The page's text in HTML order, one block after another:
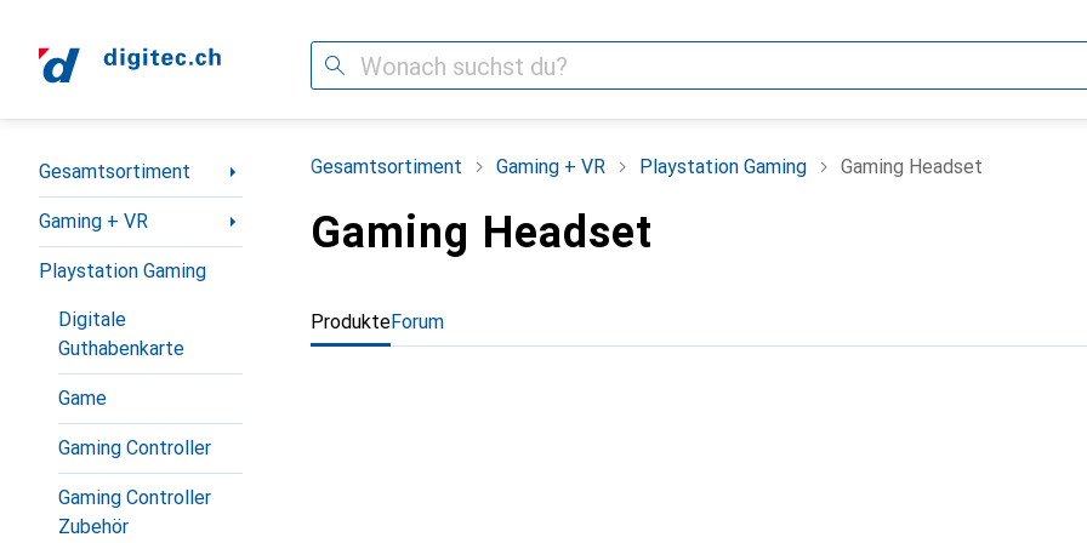
Suche
Navigation nach Kategorien
Gesamtsortiment
Gaming + VR
Playstation Gaming
Digitale
Guthabenkarte
Game
Gaming Controller
Gaming Controller
Zubehör
Gesamtsortiment Gaming + VR Playstation Gaming Gaming Headset
Gaming Headset
ProdukteForum